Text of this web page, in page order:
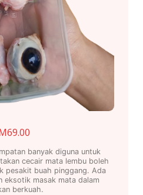
69.00
banyak diguna untuk
cecair mata lembu boleh
pesakit buah pinggang. Ada
eksotik masak mata dalam
berkuah.